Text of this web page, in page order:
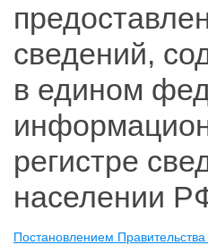
сведений,
в едином
регистре
населении
Постановлением